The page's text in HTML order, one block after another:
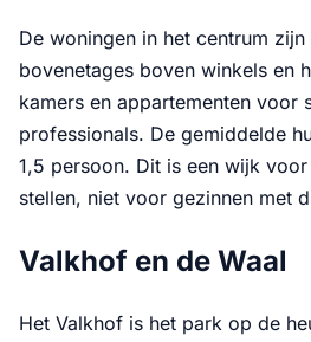
De woningen in het centrum
bovenetages boven winkels en
kamers en appartementen voor
professionals. De gemiddelde
1,5 persoon. Dit is een wijk
stellen, niet voor gezinnen met
Valkhof en de Waal
Het Valkhof is het park op de